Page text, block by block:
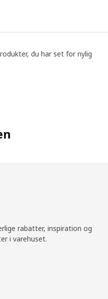
du har set for nylig
rabatter, inspiration og
i varehuset.